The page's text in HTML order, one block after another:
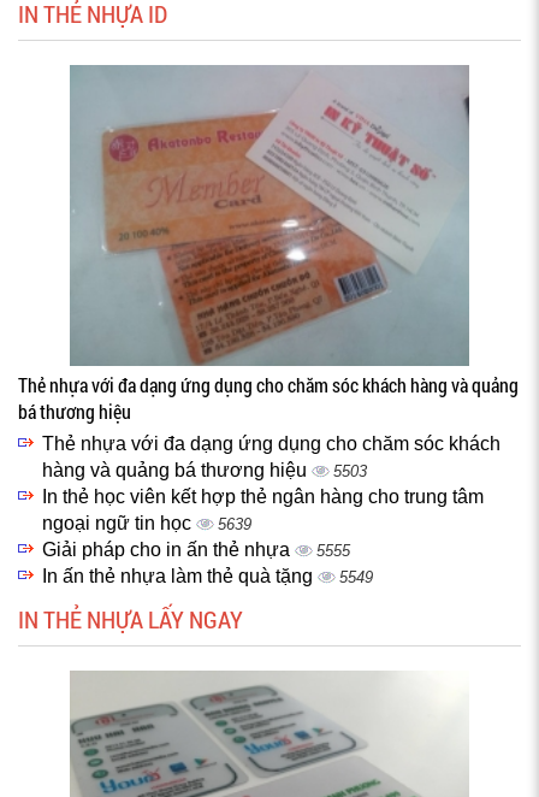
IN THẺ NHỰA ID
Thẻ nhựa với đa dạng ứng dụng cho chăm sóc khách hàng và quảng
bá thương hiệu
Thẻ nhựa với đa dạng ứng dụng cho chăm sóc khách
hàng và quảng bá thương hiệu
5503
In thẻ học viên kết hợp thẻ ngân hàng cho trung tâm
ngoại ngữ tin học
5639
Giải pháp cho in ấn thẻ nhựa 5555
In ấn thẻ nhựa làm thẻ quà tặng 5549
IN THẺ NHỰA LẤY NGAY